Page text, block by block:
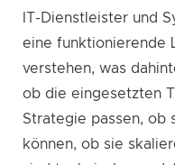
IT-Dienstleister und
eine funktionierende
verstehen, was
ob die eingesetzten
Strategie passen, ob
können, ob sie